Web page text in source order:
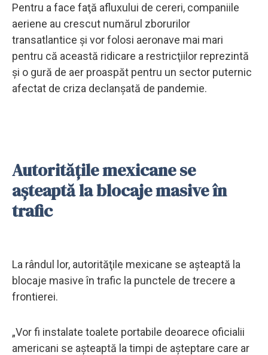
Pentru a face faţă afluxului de cereri, companiile
aeriene au crescut numărul zborurilor
transatlantice şi vor folosi aeronave mai mari
pentru că această ridicare a restricţiilor reprezintă
şi o gură de aer proaspăt pentru un sector puternic
afectat de criza declanşată de pandemie.
Autorităţile mexicane se
aşteaptă la blocaje masive în
trafic
La rândul lor, autorităţile mexicane se aşteaptă la
blocaje masive în trafic la punctele de trecere a
frontierei.
„Vor fi instalate toalete portabile deoarece oficialii
americani se aşteaptă la timpi de aşteptare care ar